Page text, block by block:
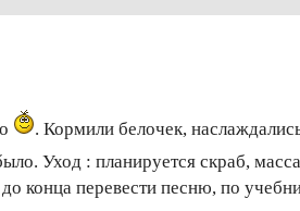
. Кормили белочек,
Уход : планируется скраб,
конца перевести песню, по